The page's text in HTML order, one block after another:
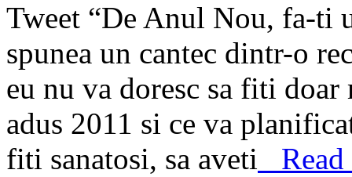
Tweet “De Anul Nou, fa-ti
spunea un cantec dintr-o
eu nu va doresc sa fiti
adus 2011 si ce va
fiti sanatosi, sa aveti Read